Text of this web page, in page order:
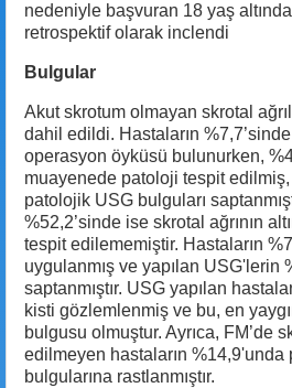
nedeniyle başvuran 18 yaş
retrospektif olarak inclendi
Bulgular
Akut skrotum olmayan skrotal
dahil edildi. Hastaların
operasyon öyküsü bulunurken,
muayenede patoloji tespit edilmiş,
patolojik USG bulguları
%52,2’sinde ise skrotal ağrının
tespit edilememiştir. Hastaların
uygulanmış ve yapılan USG'lerin
saptanmıştır. USG yapılan
kisti gözlemlenmiş ve bu, en
bulgusu olmuştur. Ayrıca, FM’de
edilmeyen hastaların %14,9'unda
bulgularına rastlanmıştır.